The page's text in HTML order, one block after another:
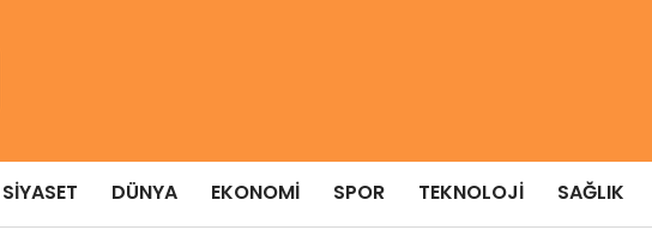
SIYASET DÜNYA EKONOMI SPOR TEKNOLOJI SAĞLIK